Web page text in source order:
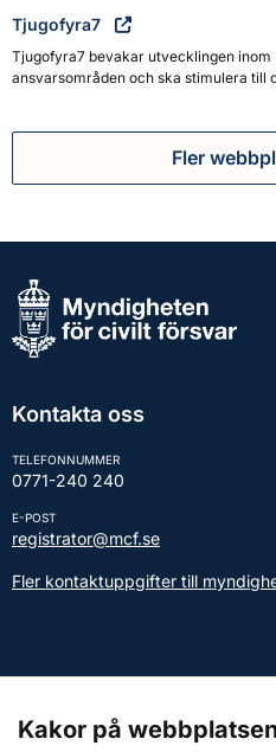
Tjugofyra7
Tjugofyra7 bevakar utvecklingen
ansvarsområden och ska stimulera till
Fler
Kontakta oss
TELEFONNUMMER
0771-240 240
E-POST
registrator@mcf.se
Fler kontaktuppgifter till
Kakor på